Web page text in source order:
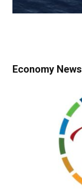
Economy News